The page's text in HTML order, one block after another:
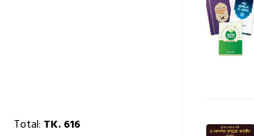
Total: TK.616